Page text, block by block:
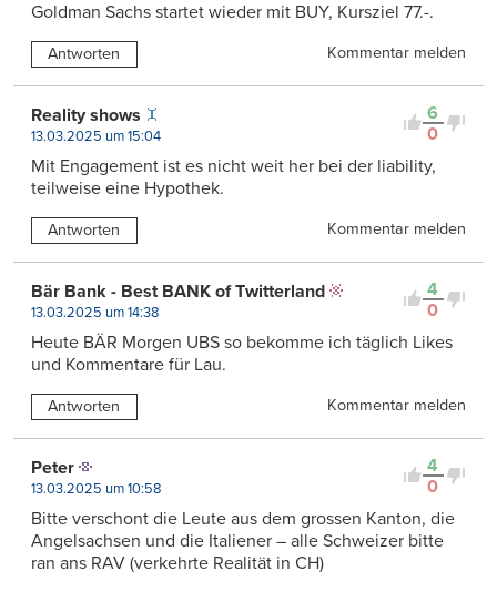
Goldman Sachs startet wieder mit BUY, Kursziel 77.-.
Antworten Kommentar melden
6
0
Reality shows
13.03.2025 um 15:04
Mit Engagement ist es nicht weit her bei der liability,
teilweise eine Hypothek.
Antworten Kommentar melden
4
0
Bär Bank - Best BANK of Twitterland
13.03.2025 um 14:38
Heute BÄR Morgen UBS so bekomme ich täglich Likes
und Kommentare für Lau.
Antworten Kommentar melden
4
0
Peter
13.03.2025 um 10:58
Bitte verschont die Leute aus dem grossen Kanton, die
Angelsachsen und die Italiener – alle Schweizer bitte
ran ans RAV (verkehrte Realität in CH)